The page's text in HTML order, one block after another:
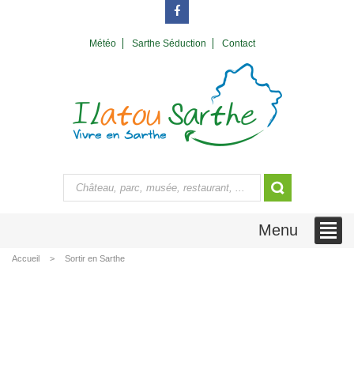
Météo Sarthe Séduction Contact
Menu
Accueil Sortir en Sarthe